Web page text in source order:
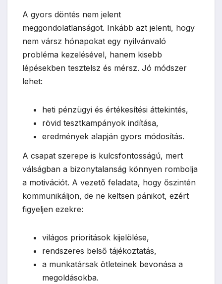
A gyors döntés nem jelent
meggondolatlanságot. Inkább azt jelenti, hogy
nem vársz hónapokat egy nyilvánvaló
probléma kezelésével, hanem kisebb
lépésekben tesztelsz és mérsz. Jó módszer
lehet:
heti pénzügyi és értékesítési áttekintés,
rövid tesztkampányok indítása,
eredmények alapján gyors módosítás.
A csapat szerepe is kulcsfontosságú, mert
válságban a bizonytalanság könnyen rombolja
a motivációt. A vezető feladata, hogy őszintén
kommunikáljon, de ne keltsen pánikot, ezért
figyeljen ezekre:
világos prioritások kijelölése,
rendszeres belső tájékoztatás,
a munkatársak ötleteinek bevonása a
megoldásokba.